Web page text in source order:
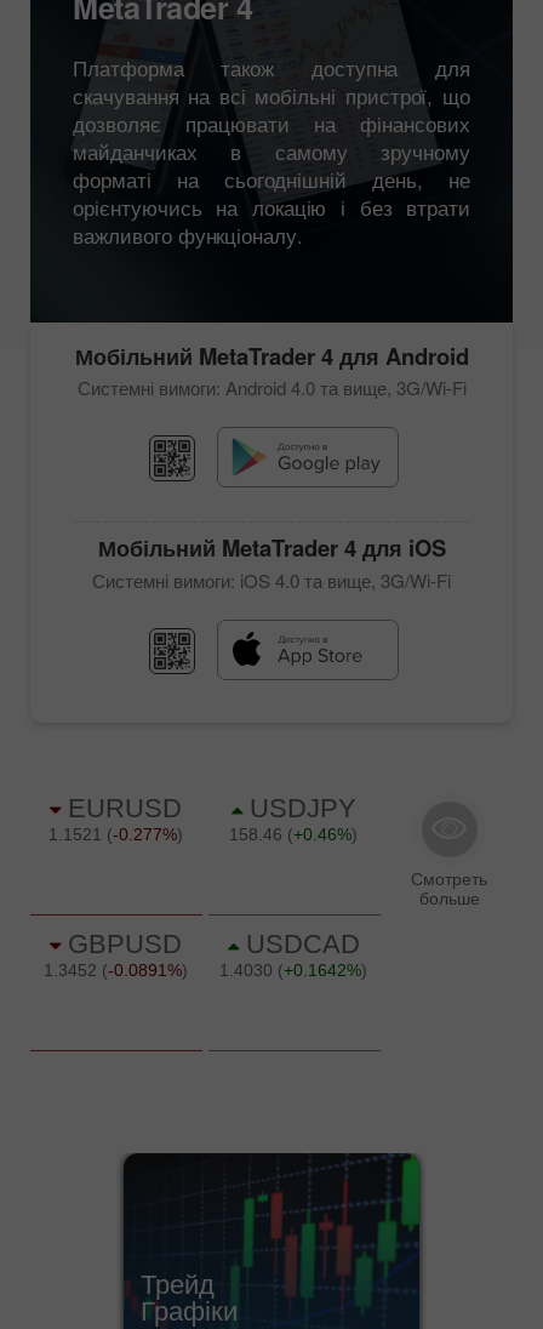
Платформа також доступна для
скачування на всі мобільні пристрої, що
дозволяє працювати на фінансових
майданчиках в самому зручному
форматі на сьогоднішній день, не
орієнтуючись на локацію і без втрати
важливого функціоналу.
Мобільний MetaTrader 4для Android
Системні вимоги: Android 4.0 та вище, 3G/Wi-Fi
Мобільний MetaTrader 4для iOS
Системні вимоги: iOS 4.0 та вище, 3G/Wi-Fi
Трейд
Графіки